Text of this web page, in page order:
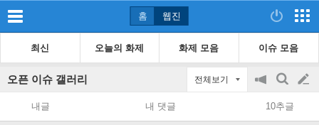
홈 웹진
최신 오늘의 화제 화제 모음 이슈 모음
오픈 이슈 갤러리 전체보기
공
지
on/off
검
색
글
쓰
내글 내 댓글 10추글